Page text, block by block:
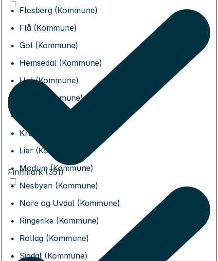
Flesberg (Kommune)
Flå (Kommune)
Gol (Kommune)
Hemsedal (Kommune)
Hol (Kommune)
Hole (Kommune)
Krødsherad (Kommune)
Lier (Kommune)
Modum (Kommune)
Nesbyen (Kommune)
Nore og Uvdal (Kommune)
Ringerike (Kommune)
Rollag (Kommune)
Sigdal (Kommune)
Finnmark (351)